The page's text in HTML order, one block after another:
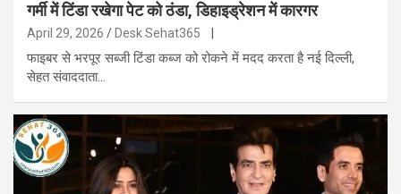
गर्मी में टिंडा रखेगा पेट को ठंडा, डिहाइड्रेशन में कारगर
April 29, 2026 Desk Sehat365
फाइबर से भरपूर सब्जी टिंडा कब्ज को रोकने में मदद करता है नई दिल्ली,
सेहत संवाददाता…